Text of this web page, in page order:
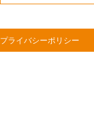
プライバシーポリシー